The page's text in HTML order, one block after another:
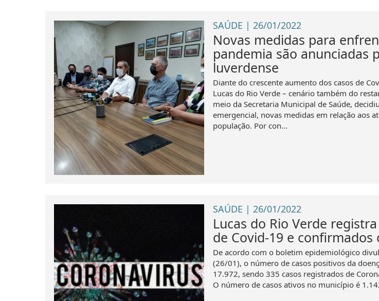
SAÚDE | 26/01/2022
Novas medidas para
pandemia são anunciadas
luverdense
Diante do crescente aumento dos casos de
Lucas do Rio Verde – cenário também do
meio da Secretaria Municipal de Saúde,
emergencial, novas medidas em relação aos
população. Por con...
SAÚDE | 26/01/2022
Lucas do Rio Verde
de Covid-19 e confirmados
De acordo com o boletim epidemiológico
(26/01), o número de casos positivos da
17.972, sendo 335 casos registrados de
O número de casos ativos no município é